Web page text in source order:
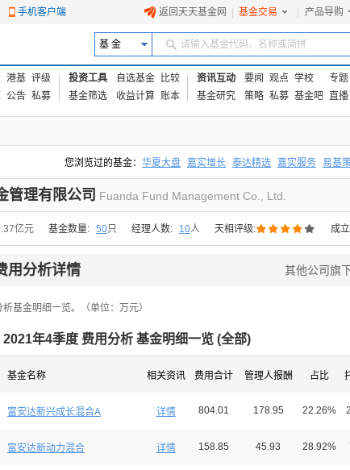
手机客户端 返回天天基金网 基金交易 产品导购
基 金 请输入基金代码、名称或简拼
港基 评级
公告 私募
投资工具 自选基金
比较
基金筛选
收益计算 账本
资讯互动 要闻 观点 学校
专题
基金研究
策略 私募 基金吧 直播
您浏览过的基金： 华夏大盘 嘉实增长 泰达精选 嘉实服务 易基
易方达上证中盘ETF联接A
管理有限公司 Fuanda Fund Management Co., Ltd.
亿元 基金数量: 50只 经理人数: 10人 天相评级: 成
用分析详情 其他公司旗
基金明细一览。（单位：万元）
2021年4季度 费用分析 基金明细一览 (全部)
基金名称 相关资讯 费用合计 管理人报酬 占比
富安达新兴成长混合A 详情 804.01 178.95 22.26%
富安达新动力混合 详情 158.85 45.93 28.92%